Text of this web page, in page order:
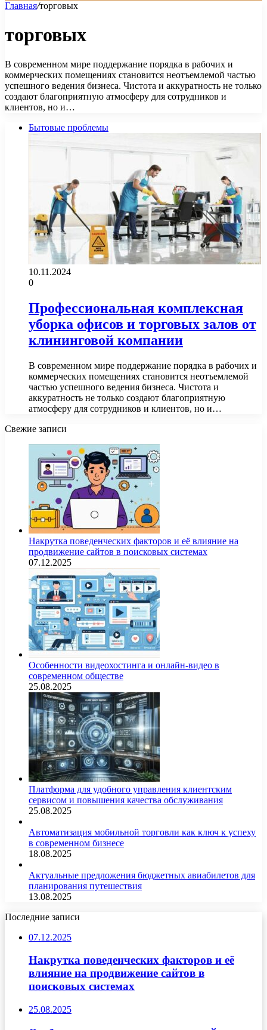
Главная/торговых
торговых
В современном мире поддержание порядка в рабочих и
коммерческих помещениях становится неотъемлемой частью
успешного ведения бизнеса. Чистота и аккуратность не только
создают благоприятную атмосферу для сотрудников и
клиентов, но и…
Бытовые проблемы
10.11.2024
0
Профессиональная комплексная
уборка офисов и торговых залов от
клининговой компании
В современном мире поддержание порядка в рабочих и
коммерческих помещениях становится неотъемлемой
частью успешного ведения бизнеса. Чистота и
аккуратность не только создают благоприятную
атмосферу для сотрудников и клиентов, но и…
Свежие записи
Накрутка поведенческих факторов и её влияние на
продвижение сайтов в поисковых системах
07.12.2025
Особенности видеохостинга и онлайн-видео в
современном обществе
25.08.2025
Платформа для удобного управления клиентским
сервисом и повышения качества обслуживания
25.08.2025
Автоматизация мобильной торговли как ключ к успеху
в современном бизнесе
18.08.2025
Актуальные предложения бюджетных авиабилетов для
планирования путешествия
13.08.2025
Последние записи
07.12.2025
Накрутка поведенческих факторов и её
влияние на продвижение сайтов в
поисковых системах
25.08.2025